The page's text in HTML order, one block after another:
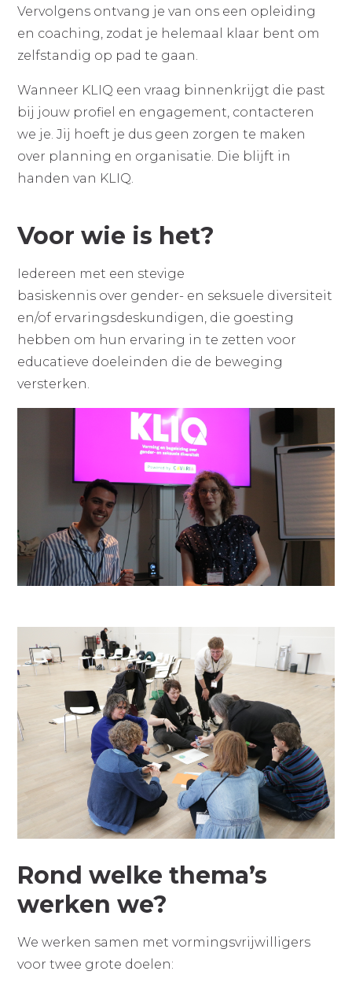
Vervolgens ontvang je van ons een opleiding
en coaching, zodat je helemaal klaar bent om
zelfstandig op pad te gaan.
Wanneer KLIQ een vraag binnenkrijgt die past
bij jouw profiel en engagement, contacteren
we je. Jij hoeft je dus geen zorgen te maken
over planning en organisatie. Die blijft in
handen van KLIQ.
Voor wie is het?
Iedereen met een stevige
basiskennis over gender- en seksuele diversiteit
en/of ervaringsdeskundigen, die goesting
hebben om hun ervaring in te zetten voor
educatieve doeleinden die de beweging
versterken.
Rond welke thema’s
werken we?
We werken samen met vormingsvrijwilligers
voor twee grote doelen: